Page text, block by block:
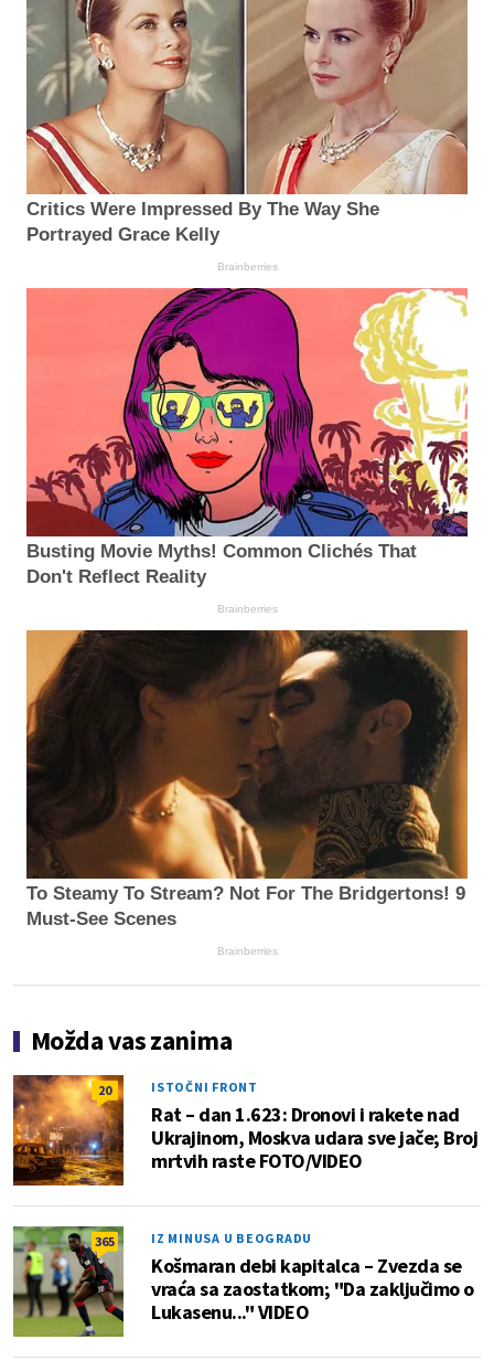
Critics Were Impressed By The Way She
Portrayed Grace Kelly
Brainberries
Busting Movie Myths! Common Clichés That
Don't Reflect Reality
Brainberries
To Steamy To Stream? Not For The Bridgertons! 9
Must-See Scenes
Brainberries
Možda vas zanima
20 ISTOČNI FRONT
Rat – dan 1.623: Dronovi i rakete nad
Ukrajinom, Moskva udara sve jače; Broj
mrtvih raste FOTO/VIDEO
365 IZ MINUSA U BEOGRADU
Košmaran debi kapitalca – Zvezda se
vraća sa zaostatkom; "Da zaključimo o
Lukasenu..." VIDEO